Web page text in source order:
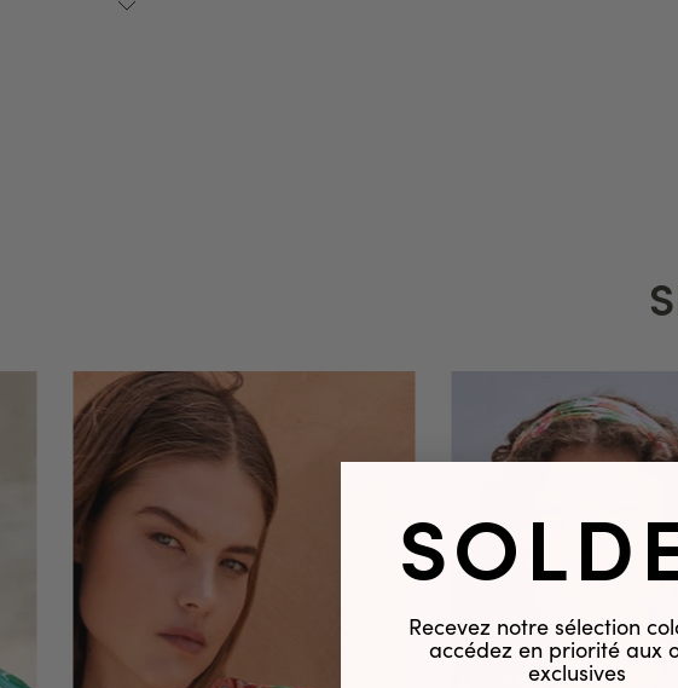
Recevez notre sélection
accédez en priorité aux
exclusives